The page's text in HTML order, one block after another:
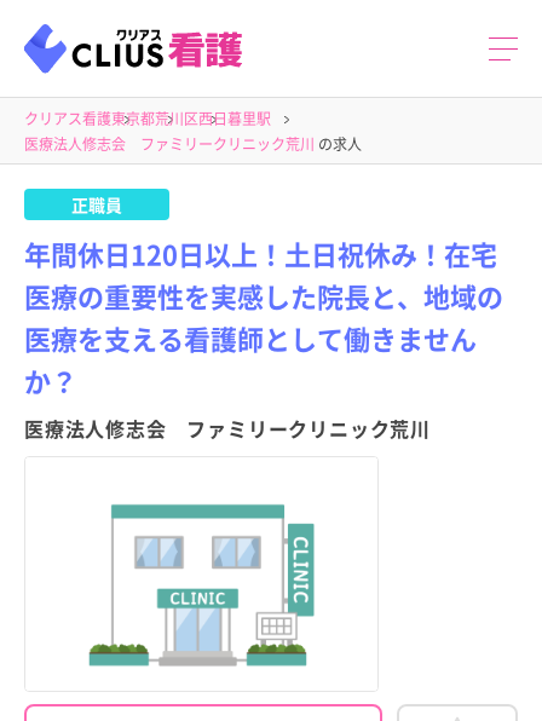
クリアス看護東京都荒川区西日暮里駅
医療法人修志会 ファミリークリニック荒川 の求人
正職員
年間休日120日以上！土日祝休み！在宅
医療の重要性を実感した院長と、地域の
医療を支える看護師として働きません
か？
医療法人修志会 ファミリークリニック荒川